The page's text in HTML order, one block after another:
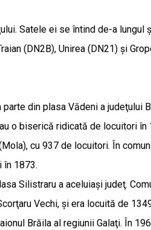
Satele ei se întind de-a
(DN2B), Unirea (DN21) şi
din plasa Vădeni a
o biserică ridicată de locuitori
cu 937 de locuitori. În
în 1873.
Silistraru a aceluiaşi judeţ.
Vechi, şi era locuită de
Brăila al regiunii Galaţi. În